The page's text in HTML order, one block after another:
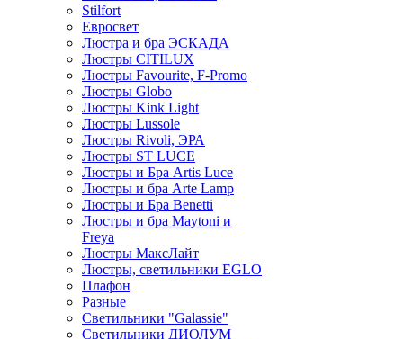
Stilfort
Евросвет
Люстра и бра ЭСКАДА
Люстры CITILUX
Люстры Favourite, F-Promo
Люстры Globo
Люстры Kink Light
Люстры Lussole
Люстры Rivoli, ЭРА
Люстры ST LUCE
Люстры и Бра Artis Luce
Люстры и бра Arte Lamp
Люстры и Бра Benetti
Люстры и бра Maytoni и
Freya
Люстры МаксЛайт
Люстры, светильники EGLO
Плафон
Разные
Светильники "Galassie"
Светильники ДИОЛУМ